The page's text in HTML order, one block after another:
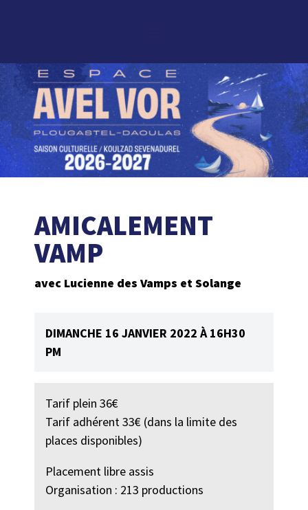
AMICALEMENT
VAMP
avec Lucienne des Vamps et Solange
DIMANCHE 16 JANVIER 2022 À 16H30
PM
Tarif plein 36€
Tarif adhérent 33€ (dans la limite des
places disponibles)
Placement libre assis
Organisation : 213 productions